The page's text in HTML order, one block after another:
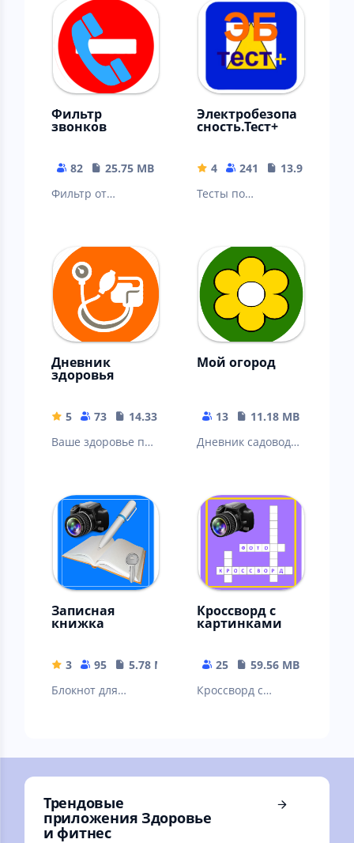
Фильтр
звонков
82
25.75 MB
Фильтр от
Электробезопа
сность.Тест+
4 241
13.94 MB
Тесты по
электроустановках
Дневник
здоровья
5 73
14.33 MB
Ваше здоровье под
Мой огород
13
11.18 MB
Дневник садовода
Записная
книжка
3 95
5.78 MB
Блокнот для
информации и
фото
Кроссворд с
картинками
25
59.56 MB
Кроссворд с
Трендовые
приложения Здоровье
и фитнес